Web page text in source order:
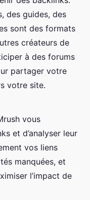
des guides, des
sont des formats
créateurs de
à des forums
partager votre
votre site.
vous
et d’analyser leur
vos liens
manquées, et
l’impact de